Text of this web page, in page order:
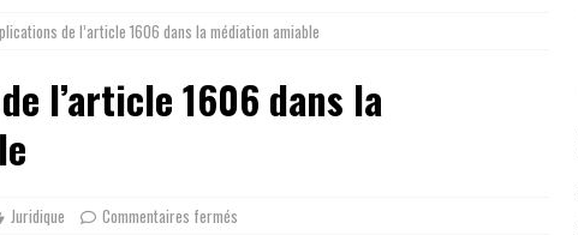
de l’article 1606 dans la médiation amiable
l’article 1606 dans la
Juridique Commentaires fermés